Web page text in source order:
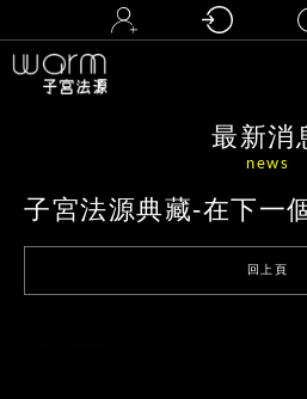
最新消
news
子宮法源典藏-在下一
回上頁